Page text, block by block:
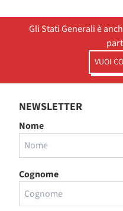
Gli Stati Generali è
VUOI
NEWSLETTER
Nome
Cognome